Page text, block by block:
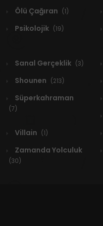
Ölü Çağıran (1)
Psikolojik (19)
Sanal Gerçeklik (3)
Shounen (213)
Süperkahraman
(7)
Villain (1)
Zamanda Yolculuk
(30)